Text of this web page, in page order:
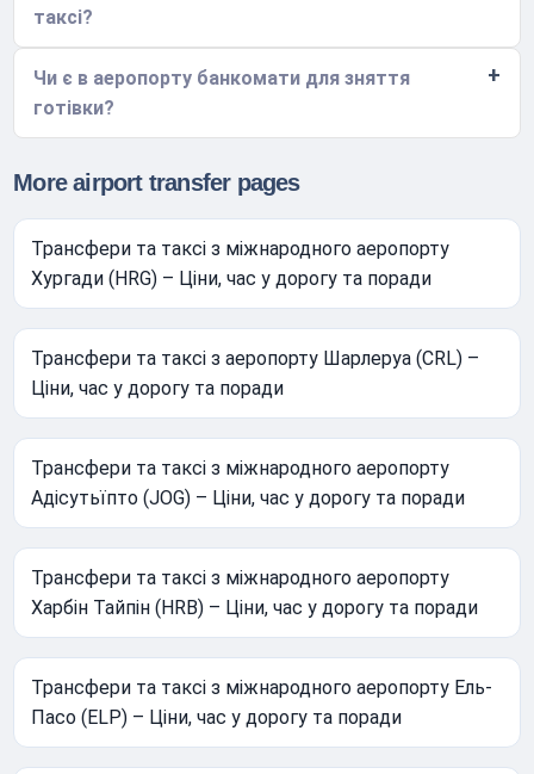
таксі?
Чи є в аеропорту банкомати для зняття
готівки?
More airport transfer pages
Трансфери та таксі з міжнародного аеропорту
Хургади (HRG) – Ціни, час у дорогу та поради
Трансфери та таксі з аеропорту Шарлеруа (CRL) –
Ціни, час у дорогу та поради
Трансфери та таксі з міжнародного аеропорту
Адісутьїпто (JOG) – Ціни, час у дорогу та поради
Трансфери та таксі з міжнародного аеропорту
Харбін Тайпін (HRB) – Ціни, час у дорогу та поради
Трансфери та таксі з міжнародного аеропорту Ель-
Пасо (ELP) – Ціни, час у дорогу та поради